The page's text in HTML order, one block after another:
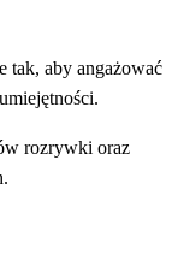
tak, aby angażować
rozrywki oraz